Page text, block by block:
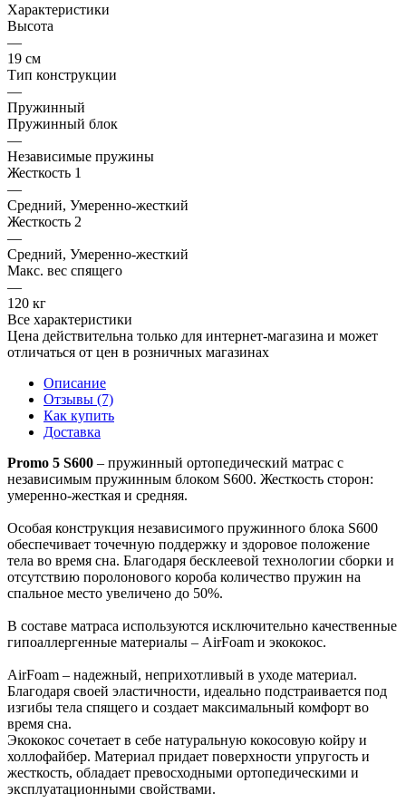
Характеристики
Высота
—
19 см
Тип конструкции
—
Пружинный
Пружинный блок
—
Независимые пружины
Жесткость 1
—
Средний, Умеренно-жесткий
Жесткость 2
—
Средний, Умеренно-жесткий
Макс. вес спящего
—
120 кг
Все характеристики
Цена действительна только для интернет-магазина и может
отличаться от цен в розничных магазинах
Описание
Отзывы (7)
Как купить
Доставка
Promo 5 S600 – пружинный ортопедический матрас с
независимым пружинным блоком S600. Жесткость сторон:
умеренно-жесткая и средняя.
Особая конструкция независимого пружинного блока S600
обеспечивает точечную поддержку и здоровое положение
тела во время сна. Благодаря бесклеевой технологии сборки и
отсутствию поролонового короба количество пружин на
спальное место увеличено до 50%.
В составе матраса используются исключительно качественные
гипоаллергенные материалы – AirFoam и экококос.
AirFoam – надежный, неприхотливый в уходе материал.
Благодаря своей эластичности, идеально подстраивается под
изгибы тела спящего и создает максимальный комфорт во
время сна.
Экококос сочетает в себе натуральную кокосовую койру и
холлофайбер. Материал придает поверхности упругость и
жесткость, обладает превосходными ортопедическими и
эксплуатационными свойствами.